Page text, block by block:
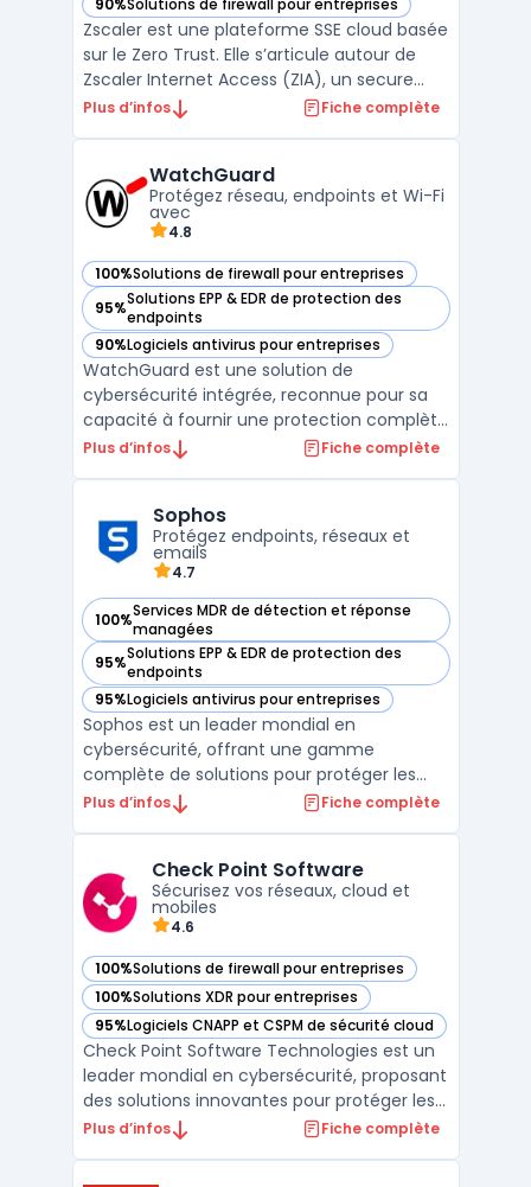
90%Solutions de firewall pour entreprises
— voir Zscaler dans cette catégorie
Zscaler est une plateforme SSE cloud basée
sur le Zero Trust. Elle s’articule autour de
Zscaler Internet Access (ZIA), un secure
web gateway cloud opéré en proxy cloud
protection des données. L’architecture en
prox ...
Plus d’infos Fiche complète
WatchGuard
Protégez réseau, endpoints et Wi-Fi
avec
4.8
100%Solutions de firewall pour entreprises
— voir WatchGuard dans cette catégorie
95%Solutions EPP & EDR de protection des
endpoints
— voir WatchGuard dans cette catégorie
90%Logiciels antivirus pour entreprises
— voir WatchGuard dans cette catégorie
WatchGuard est une solution de
cybersécurité intégrée, reconnue pour sa
capacité à fournir une protection complète
et simplifiée des réseaux, des endpoints et
WatchGuard facilite la gestion de la
sécurité grâce à des so ...
Plus d’infos Fiche complète
Sophos
Protégez endpoints, réseaux et
emails
4.7
100%Services MDR de détection et réponse
managées
— voir Sophos dans cette catégorie
95%Solutions EPP & EDR de protection des
endpoints
— voir Sophos dans cette catégorie
95%Logiciels antivirus pour entreprises
— voir Sophos dans cette catégorie
Sophos est un leader mondial en
cybersécurité, offrant une gamme
complète de solutions pour protéger les
endpoints, les réseaux, les applications
technologies avancées avec une gestion
centralisée pour simplifier la cybers ...
Plus d’infos Fiche complète
Check Point Software
Sécurisez vos réseaux, cloud et
mobiles
4.6
100%Solutions de firewall pour entreprises
— voir Check Point Software dans cette catégorie
100%Solutions XDR pour entreprises
— voir Check Point Software dans cette catégorie
95%Logiciels CNAPP et CSPM de sécurité cloud
— voir Check Point Software dans cette catégorie
Check Point Software Technologies est un
leader mondial en cybersécurité, proposant
des solutions innovantes pour protéger les
entreprises contre les cybermenaces de
Plus d’infos Fiche complète